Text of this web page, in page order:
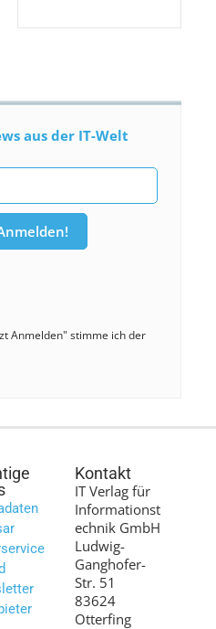
aus der IT-Welt
Anmelden" stimme ich der
Kontakt
IT Verlag für
Informationst
echnik GmbH
Ludwig-
Ganghofer-
Str. 51
83624
Otterfing